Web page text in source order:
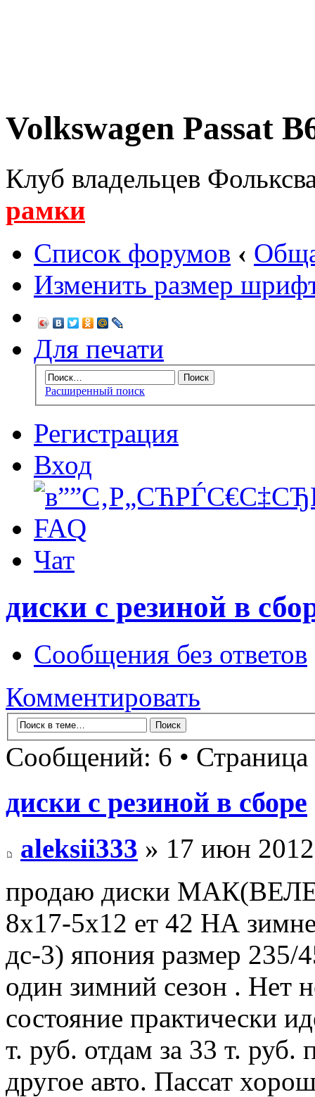
Volkswagen Passat
Клуб владельцев
рамки
Список форумов ‹
Изменить размер
Для печати
Расширенный поиск
Регистрация
Вход
FAQ
Чат
диски с резиной в
Сообщения без ответов
Комментировать
Сообщений: 6 • Страница
диски с резиной в сборе
aleksii333 » 17 июн
продаю диски
8х17-5х12 ет 42 НА
дс-3) япония размер 235/
один зимний сезон . Нет
состояние практически
т. руб. отдам за 33 т. руб.
другое авто. Пассат